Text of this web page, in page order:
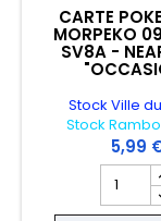
CARTE
MORPEKO
SV8A -
Stock Ville du
Stock
5,99
Champ